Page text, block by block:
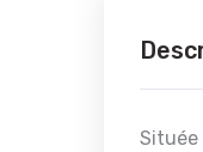
Située